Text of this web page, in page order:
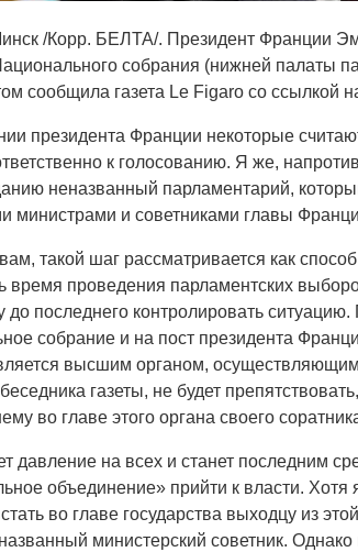
/Корр. БЕЛТА/. Президент Франции
собрания (нижней палаты
сообщила газета Le Figaro со ссылкой
президента Франции некоторые
к голосованию. Я же,
неназванный парламентарий,
министрами и советниками главы
такой шаг рассматривается как
время проведения парламентских
до последнего контролировать
собрание и на пост президента
высшим органом,
газеты, не будет
во главе этого органа своего
давление на всех и станет последним
объединение» прийти к власти.
во главе государства выходцу из
министерский советник.